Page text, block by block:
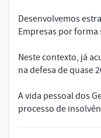
Desenvolvemos
Empresas por forma
Neste contexto, já
na defesa de quase
A vida pessoal dos
processo de